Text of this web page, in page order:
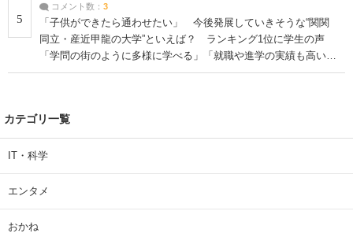
5
コメント数： 3
「子供ができたら通わせたい」 今後発展していきそうな“関関
同立・産近甲龍の大学”といえば？ ランキング1位に学生の声
「学問の街のように多様に学べる」「就職や進学の実績も高い」
| 大学 ねとらぼリサーチ
カテゴリ一覧
IT・科学
エンタメ
おかね